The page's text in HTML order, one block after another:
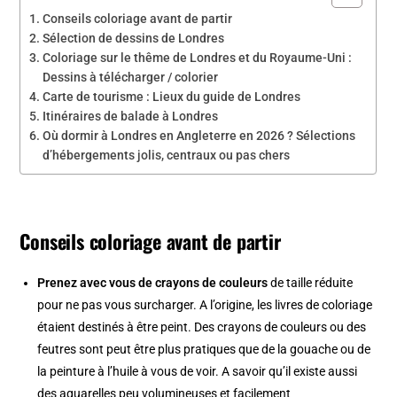
Conseils coloriage avant de partir
Sélection de dessins de Londres
Coloriage sur le thême de Londres et du Royaume-Uni :
Dessins à télécharger / colorier
Carte de tourisme : Lieux du guide de Londres
Itinéraires de balade à Londres
Où dormir à Londres en Angleterre en 2026 ? Sélections
d’hébergements jolis, centraux ou pas chers
Conseils coloriage avant de partir
Prenez avec vous de crayons de couleursde taille réduite
pour ne pas vous surcharger. A l’origine, les livres de coloriage
étaient destinés à être peint. Des crayons de couleurs ou des
feutres sont peut être plus pratiques que de la gouache ou de
la peinture à l’huile à vous de voir. A savoir qu’il existe aussi
des aquarelles peu volumineuses et facilement